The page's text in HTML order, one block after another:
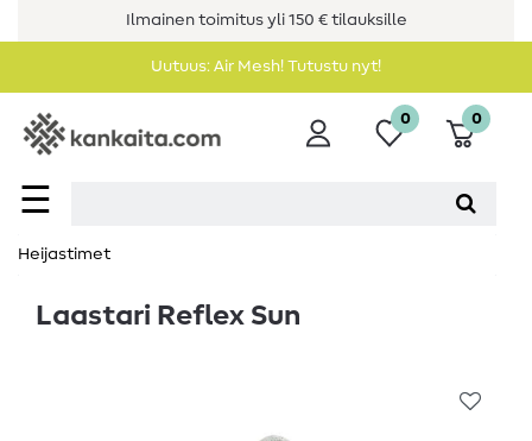
Ilmainen toimitus yli 150 € tilauksille
Uutuus: Air Mesh! Tutustu nyt!
☰
0 0
Heijastimet
Laastari Reflex Sun